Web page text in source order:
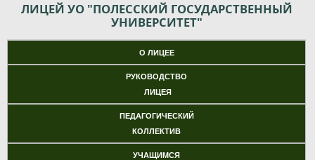
ЛИЦЕЙ УО "ПОЛЕССКИЙ ГОСУДАРСТВЕННЫЙ
УНИВЕРСИТЕТ"
О ЛИЦЕЕ
РУКОВОДСТВО
ЛИЦЕЯ
ПЕДАГОГИЧЕСКИЙ
КОЛЛЕКТИВ
УЧАЩИМСЯ